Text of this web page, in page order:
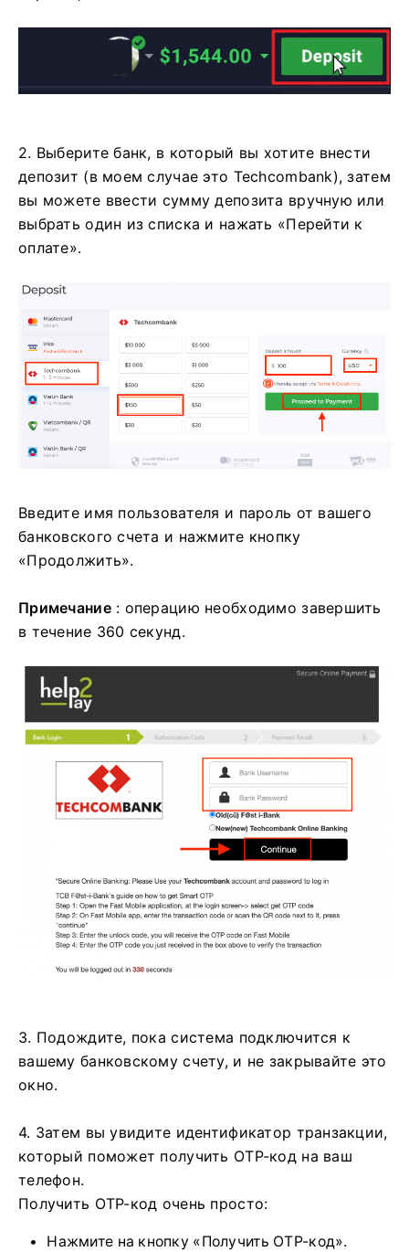
2. Выберите банк, в который вы хотите внести
депозит (в моем случае это Techcombank), затем
вы можете ввести сумму депозита вручную или
выбрать один из списка и нажать «Перейти к
оплате».
Введите имя пользователя и пароль от вашего
банковского счета и нажмите кнопку
«Продолжить».
Примечание: операцию необходимо завершить
в течение 360 секунд.
3. Подождите, пока система подключится к
вашему банковскому счету, и не закрывайте это
окно.
4. Затем вы увидите идентификатор транзакции,
который поможет получить OTP-код на ваш
телефон.
Получить OTP-код очень просто:
Нажмите на кнопку «Получить OTP-код».